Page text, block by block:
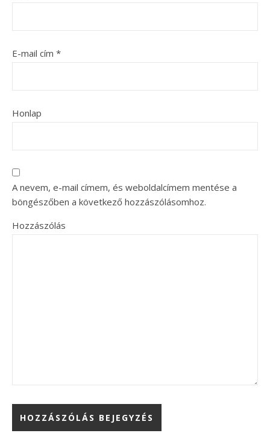
E-mail cím *
Honlap
A nevem, e-mail címem, és weboldalcímem mentése a
böngészőben a következő hozzászólásomhoz.
Hozzászólás